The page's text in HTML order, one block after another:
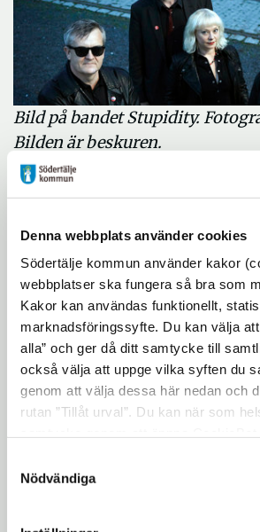
Denna webbplats använder cookies
Södertälje kommun använder kakor
webbplatser ska fungera så bra som
Kakor kan användas funktionellt,
marknadsföringssyfte. Du kan välja
alla” och ger då ditt samtycke till
också välja att uppge vilka syften du
genom att välja dessa här nedan och
rutan ”Tillåt urval”. Du kan när som
"Visa detaljer" kan du läsa om hur
hur vi och våra leverantörer inhämtar
Nödvändiga
Bild på bandet Stupidity.
Bilden är beskuren.
– Little Steven som är gitarrist
Springsteens E-street band
huvudrollen i TV-serien
Underground garage. Varje
en låt till "The coolest song in
Sista veckan i maj utsåg han
"OK". Det gör att låten nu kan
tävlingen "The coolest song of
som avgörs senare i år. Men
Vad roligt! Grattis! Hur länge